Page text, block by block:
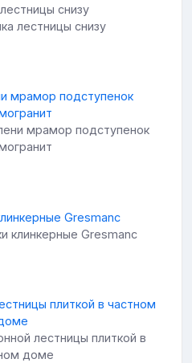
лестницы снизу
мрамор подступенок
клинкерные Gresmanc
лестницы плиткой в
доме